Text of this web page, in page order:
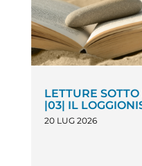
LETTURE
|03| IL
20 LUG 2026